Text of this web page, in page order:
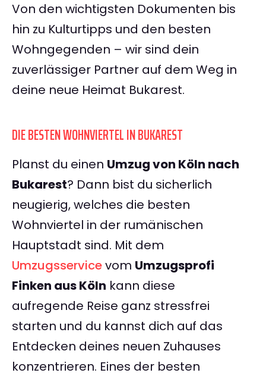
Von den wichtigsten Dokumenten bis
hin zu Kulturtipps und den besten
Wohngegenden – wir sind dein
zuverlässiger Partner auf dem Weg in
deine neue Heimat Bukarest.
DIE BESTEN WOHNVIERTEL IN BUKAREST
Planst du einen Umzug von Köln nach
Bukarest? Dann bist du sicherlich
neugierig, welches die besten
Wohnviertel in der rumänischen
Hauptstadt sind. Mit dem
Umzugsservicevom Umzugsprofi
Finken aus Köln kann diese
aufregende Reise ganz stressfrei
starten und du kannst dich auf das
Entdecken deines neuen Zuhauses
konzentrieren. Eines der besten